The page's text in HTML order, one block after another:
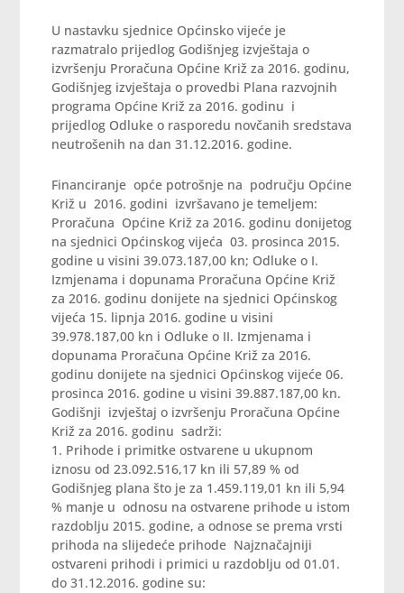
U nastavku sjednice Općinsko vijeće je
razmatralo prijedlog Godišnjeg izvještaja o
izvršenju Proračuna Općine Križ za 2016. godinu,
Godišnjeg izvještaja o provedbi Plana razvojnih
programa Općine Križ za 2016. godinu i
prijedlog Odluke o rasporedu novčanih sredstava
neutrošenih na dan 31.12.2016. godine.
Financiranje opće potrošnje na području Općine
Križ u 2016. godini izvršavano je temeljem:
Proračuna Općine Križ za 2016. godinu donijetog
na sjednici Općinskog vijeća 03. prosinca 2015.
godine u visini 39.073.187,00 kn; Odluke o I.
Izmjenama i dopunama Proračuna Općine Križ
za 2016. godinu donijete na sjednici Općinskog
vijeća 15. lipnja 2016. godine u visini
39.978.187,00 kn i Odluke o II. Izmjenama i
dopunama Proračuna Općine Križ za 2016.
godinu donijete na sjednici Općinskog vijeće 06.
prosinca 2016. godine u visini 39.887.187,00 kn.
Godišnji izvještaj o izvršenju Proračuna Općine
Križ za 2016. godinu sadrži:
1. Prihode i primitke ostvarene u ukupnom
iznosu od 23.092.516,17 kn ili 57,89 % od
Godišnjeg plana što je za 1.459.119,01 kn ili 5,94
% manje u odnosu na ostvarene prihode u istom
razdoblju 2015. godine, a odnose se prema vrsti
prihoda na slijedeće prihode Najznačajniji
ostvareni prihodi i primici u razdoblju od 01.01.
do 31.12.2016. godine su: